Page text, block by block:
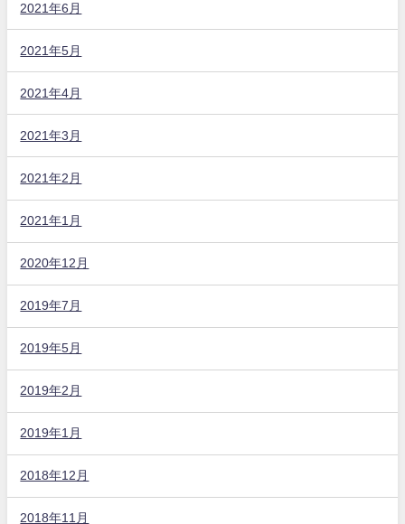
2021年6月
2021年5月
2021年4月
2021年3月
2021年2月
2021年1月
2020年12月
2019年7月
2019年5月
2019年2月
2019年1月
2018年12月
2018年11月